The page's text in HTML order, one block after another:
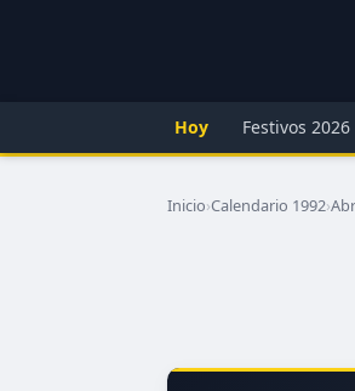
Hoy Festivos 2026
Inicio›Calendario 1992›